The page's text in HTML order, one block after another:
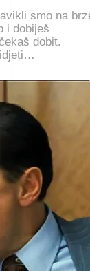
smo na
i dobiješ
dobit.